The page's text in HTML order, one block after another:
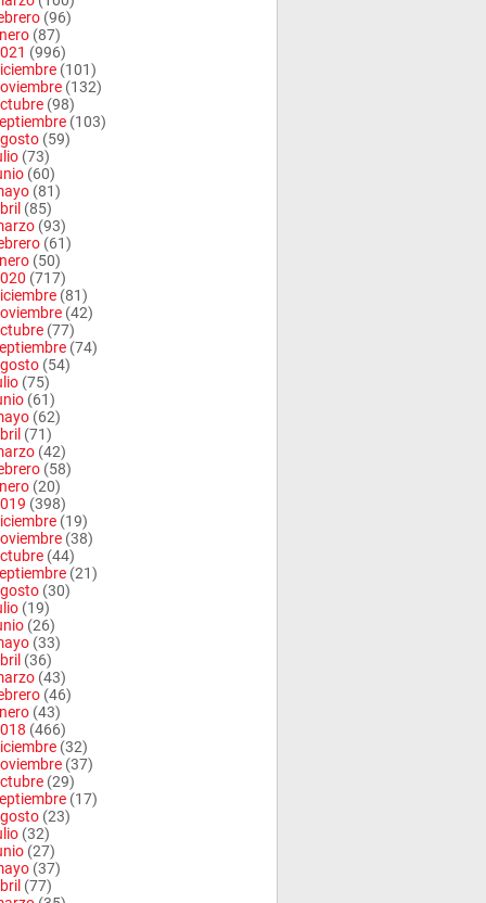
(96)
(87)
(996)
(101)
(132)
(98)
(103)
(59)
(73)
(60)
(81)
(85)
(93)
(61)
(50)
(717)
(81)
(42)
(77)
(74)
(54)
(75)
(61)
(62)
(71)
(42)
(58)
(20)
(398)
(19)
(38)
(44)
(21)
(30)
(19)
(26)
(33)
(36)
(43)
(46)
(43)
(466)
(32)
(37)
(29)
(17)
(23)
(32)
(27)
(37)
(77)